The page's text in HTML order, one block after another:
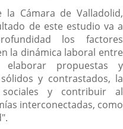
Cámara de Valladolid,
de este estudio va a
los factores
la dinámica laboral entre
propuestas y
y contrastados, la
y contribuir al
interconectadas, como